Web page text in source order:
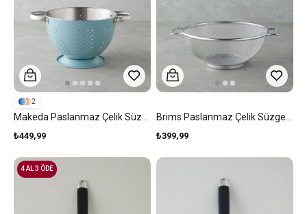
₺449,99
2
₺399,99
4 AL 3 ÖDE